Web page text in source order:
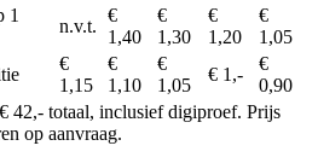
1
n.v.t.
€
1,40
€
1,30
€
1,20
€
1,05
€
1,15
€
1,10
€
1,05
€ 1,-
€
0,90
42,- totaal, inclusief digiproef. Prijs
op aanvraag.